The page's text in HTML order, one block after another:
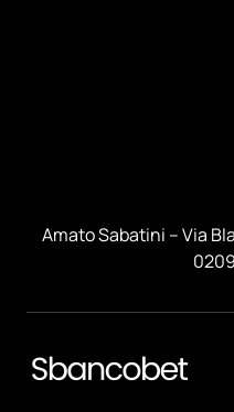
Amato Sabatini – Via